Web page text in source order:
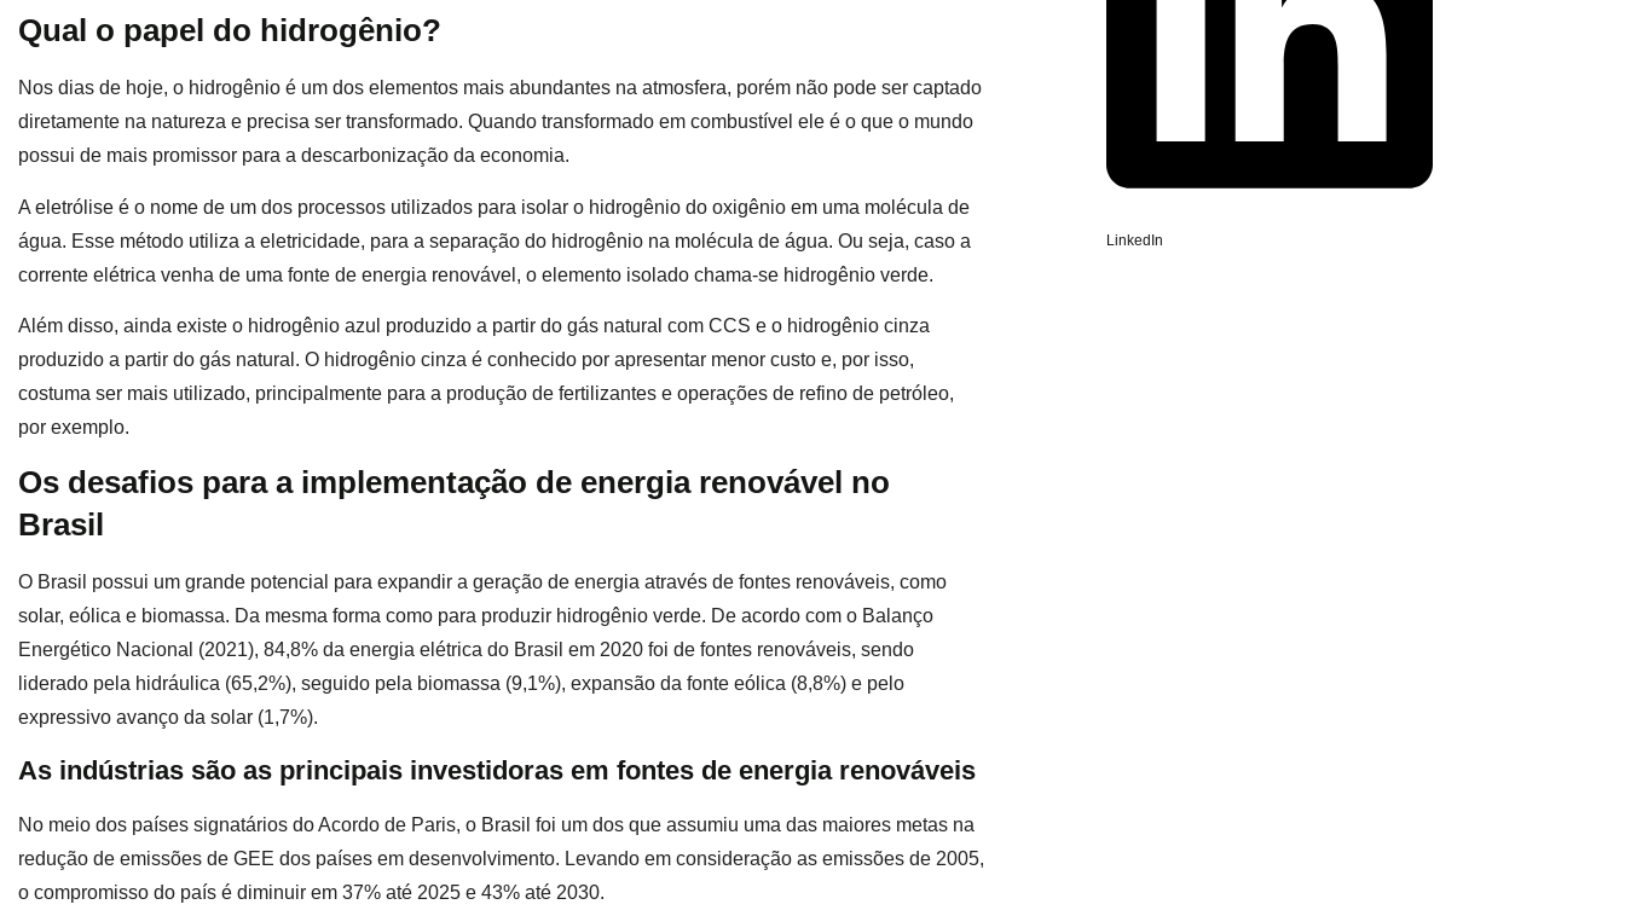
Qual o papel do hidrogênio?
Nos dias de hoje, o hidrogênio é um dos elementos mais abundantes na atmosfera, porém não pode ser captado
diretamente na natureza e precisa ser transformado. Quando transformado em combustível ele é o que o mundo
possui de mais promissor para a descarbonização da economia.
A eletrólise é o nome de um dos processos utilizados para isolar o hidrogênio do oxigênio em uma molécula de
água. Esse método utiliza a eletricidade, para a separação do hidrogênio na molécula de água. Ou seja, caso a
corrente elétrica venha de uma fonte de energia renovável, o elemento isolado chama-se hidrogênio verde.
Além disso, ainda existe o hidrogênio azul produzido a partir do gás natural com CCS e o hidrogênio cinza
produzido a partir do gás natural. O hidrogênio cinza é conhecido por apresentar menor custo e, por isso,
costuma ser mais utilizado, principalmente para a produção de fertilizantes e operações de refino de petróleo,
por exemplo.
Os desafios para a implementação de energia renovável no
Brasil
O Brasil possui um grande potencial para expandir a geração de energia através de fontes renováveis, como
solar, eólica e biomassa. Da mesma forma como para produzir hidrogênio verde. De acordo com o Balanço
Energético Nacional (2021), 84,8% da energia elétrica do Brasil em 2020 foi de fontes renováveis, sendo
liderado pela hidráulica (65,2%), seguido pela biomassa (9,1%), expansão da fonte eólica (8,8%) e pelo
expressivo avanço da solar (1,7%).
As indústrias são as principais investidoras em fontes de energia renováveis
No meio dos países signatários do Acordo de Paris, o Brasil foi um dos que assumiu uma das maiores metas na
redução de emissões de GEE dos países em desenvolvimento. Levando em consideração as emissões de 2005,
o compromisso do país é diminuir em 37% até 2025 e 43% até 2030.
LinkedIn